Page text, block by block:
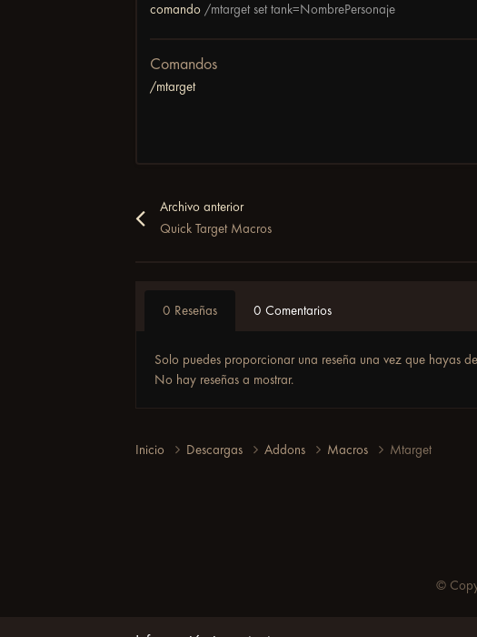
comando /mtarget set tank=NombrePersonaje
Comandos
/mtarget
Archivo anterior
Quick Target Macros
0 Reseñas 0 Comentarios
Solo puedes proporcionar una reseña una vez que hayas
No hay reseñas a mostrar.
Inicio Descargas Addons Macros Mtarget
©